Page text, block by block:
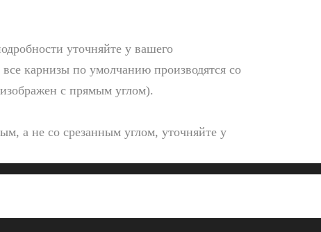
уточняйте у вашего
карнизы по умолчанию производятся со
с прямым углом).
а не со срезанным углом, уточняйте у